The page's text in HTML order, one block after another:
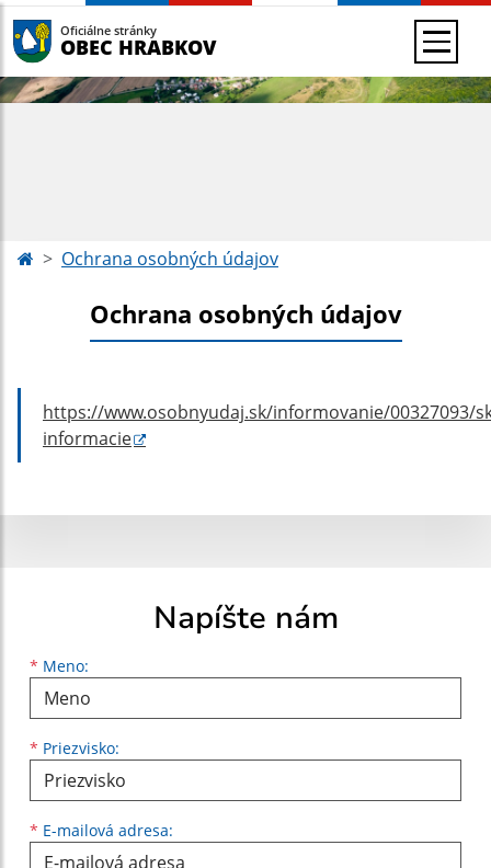
Oficiálne stránky
OBEC HRABKOV
Ochrana osobných údajov
Ochrana osobných údajov
https://www.osobnyudaj.sk/informovanie/00327093/
informacie
Napíšte nám
* Meno:
Meno
* Priezvisko:
Priezvisko
* E-mailová adresa:
E-mailová adresa